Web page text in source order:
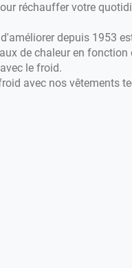
réchauffer votre
depuis 1953
de chaleur en
le froid.
avec nos vêtements
Nous vous